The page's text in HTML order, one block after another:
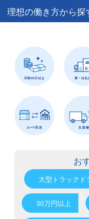
理想の働き方から探
お
大型トラックド
30万円以上